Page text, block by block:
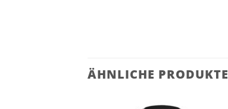
ÄHNLICHE PRODUKTE